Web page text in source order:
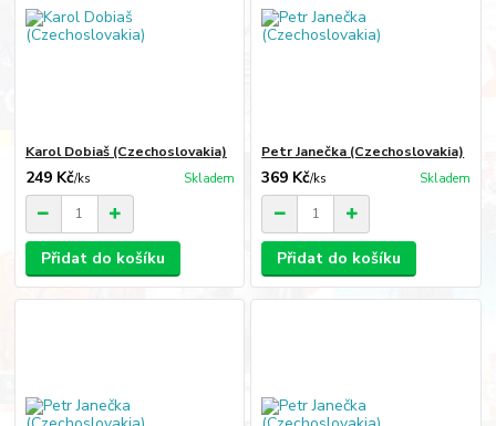
Karol Dobiaš (Czechoslovakia)
249 Kč/ks Skladem
Přidat do košíku
Petr Janečka (Czechoslovakia)
369 Kč/ks Skladem
Přidat do košíku